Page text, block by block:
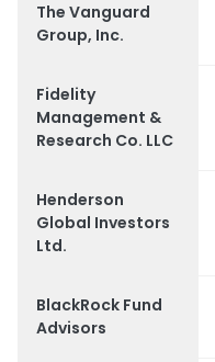
The Vanguard
Group, Inc.
Fidelity
Management &
Research Co. LLC
Henderson
Global Investors
Ltd.
BlackRock Fund
Advisors